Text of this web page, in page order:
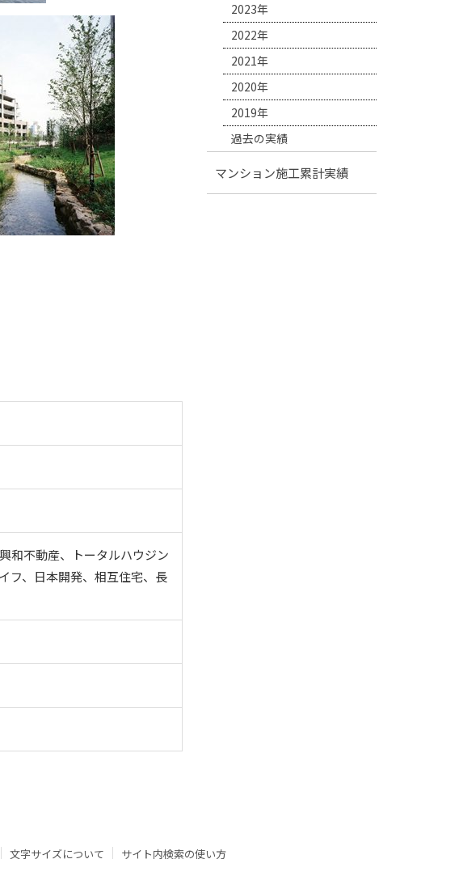
和不動産、トータルハウジン
フ、日本開発、相互住宅、長
2023年
2022年
2021年
2020年
2019年
過去の実績
マンション施工累計実績
文字サイズについて サイト内検索の使い方